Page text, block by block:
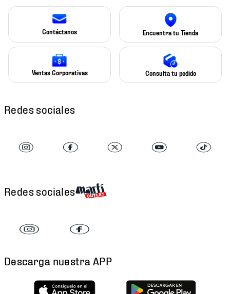
Contáctanos Encuentra tu Tienda
Ventas Corporativas Consulta tu pedido
Redes sociales
Redes sociales
Descarga nuestra APP